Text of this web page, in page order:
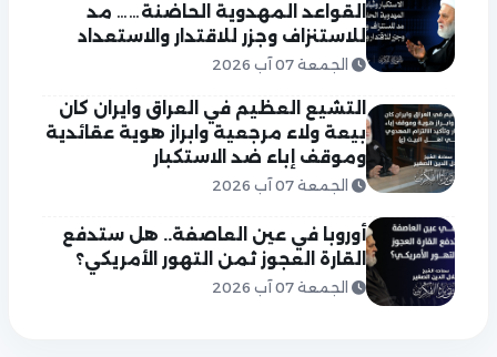
القواعد المهدوية الحاضنة…… مد
للاستنزاف وجزر للاقتدار والاستعداد
الجمعة 07 آب 2026
التشيع العظيم في العراق وايران كان
بيعة ولاء مرجعية وابراز هوية عقائدية
وموقف إباء ضد الاستكبار
الجمعة 07 آب 2026
أوروبا في عين العاصفة.. هل ستدفع
القارة العجوز ثمن التهور الأمريكي؟
الجمعة 07 آب 2026